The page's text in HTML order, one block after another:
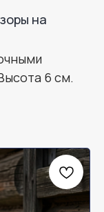
на
6 см.